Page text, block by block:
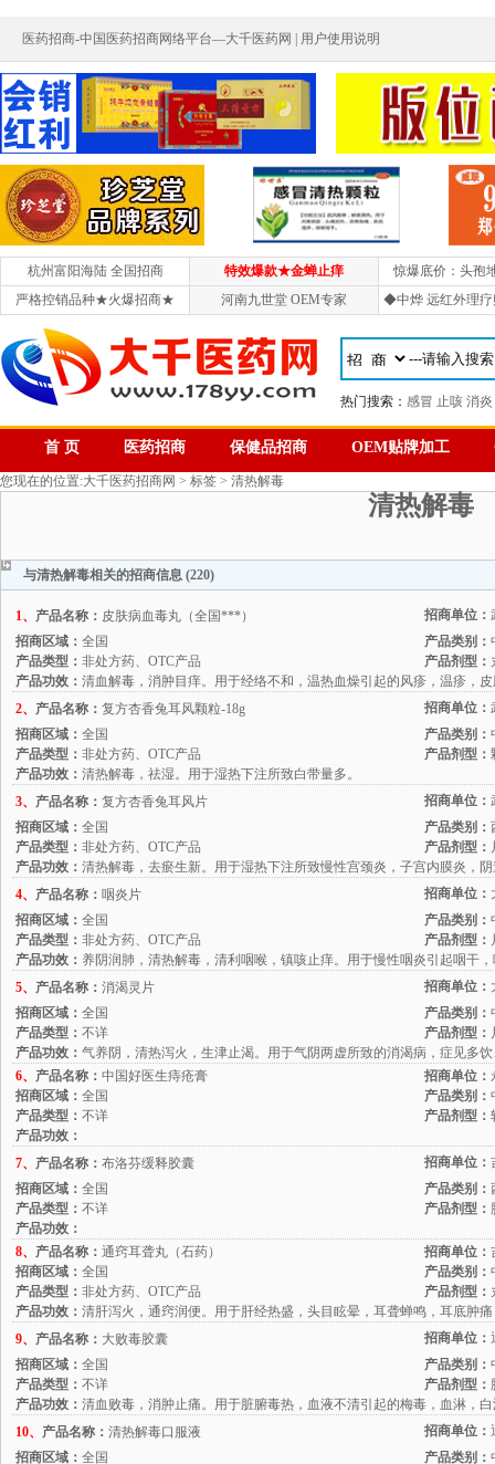
医药招商-中国医药招商网络平台—大千医药网 | 用户使用说明
杭州富阳海陆 全国招商 特效爆款★金蝉止痒
惊爆底价：头孢
严格控销品种★火爆招商★
河南九世堂 OEM专家 ◆中烨 远红外理疗
热门搜索： 感冒 止咳 消炎
首 页 医药招商 保健品招商 OEM贴牌加工
您现在的位置:大千医药招商网 > 标签 > 清热解毒
清热解毒
与清热解毒相关的招商信息 (220)
1、 产品名称： 皮肤病血毒丸（全国***） 招商单位：
招商区域： 全国 产品类别：
产品类型： 非处方药、OTC产品 产品剂型：
产品功效： 清血解毒，消肿目痒。用于经络不和，温热血燥引起的风疹，温疹，
2、 产品名称： 复方杏香兔耳风颗粒-18g 招商单位：
招商区域： 全国 产品类别：
产品类型： 非处方药、OTC产品 产品剂型：
产品功效： 清热解毒，祛湿。用于湿热下注所致白带量多。
3、 产品名称： 复方杏香兔耳风片 招商单位：
招商区域： 全国 产品类别：
产品类型： 非处方药、OTC产品 产品剂型：
产品功效： 清热解毒，去瘀生新。用于湿热下注所致慢性宫颈炎，子宫内膜炎，
4、 产品名称： 咽炎片 招商单位：
招商区域： 全国 产品类别：
产品类型： 非处方药、OTC产品 产品剂型：
产品功效： 养阴润肺，清热解毒，清利咽喉，镇咳止痒。用于慢性咽炎引起咽干
5、 产品名称： 消渴灵片 招商单位：
招商区域： 全国 产品类别：
产品类型： 不详 产品剂型：
产品功效： 气养阴，清热泻火，生津止渴。用于气阴两虚所致的消渴病，症见多
6、 产品名称： 中国好医生痔疮膏 招商单位：
招商区域： 全国 产品类别：
产品类型： 不详 产品剂型：
产品功效：
7、 产品名称： 布洛芬缓释胶囊 招商单位：
招商区域： 全国 产品类别：
产品类型： 不详 产品剂型：
产品功效：
8、 产品名称： 通窍耳聋丸（石药） 招商单位：
招商区域： 全国 产品类别：
产品类型： 非处方药、OTC产品 产品剂型：
产品功效： 清肝泻火，通窍润便。用于肝经热盛，头目眩晕，耳聋蝉鸣，耳底肿
9、 产品名称： 大败毒胶囊 招商单位：
招商区域： 全国 产品类别：
产品类型： 不详 产品剂型：
产品功效： 清血败毒，消肿止痛。用于脏腑毒热，血液不清引起的梅毒，血淋，
10、 产品名称： 清热解毒口服液 招商单位：
招商区域： 全国 产品类别：